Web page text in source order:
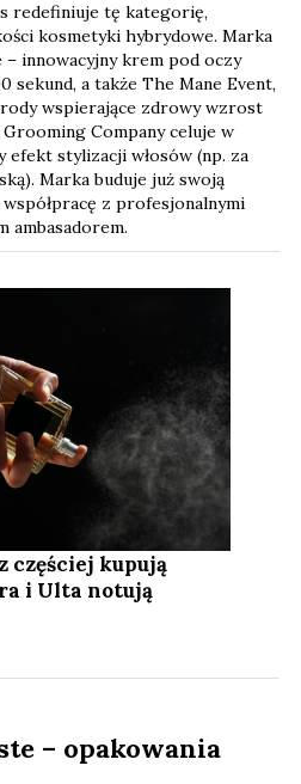
redefiniuje tę kategorię,
kosmetyki hybrydowe. Marka
innowacyjny krem pod oczy
sekund, a także The Mane Event,
wspierające zdrowy wzrost
Company celuje w
efekt stylizacji włosów (np. za
Marka buduje już swoją
z profesjonalnymi
ambasadorem.
częściej kupują
i Ulta notują
– opakowania